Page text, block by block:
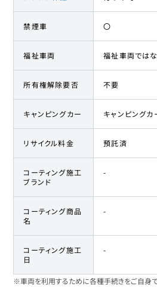
禁煙車 〇
福祉車両 福祉車両では
所有権解除要否 不要
キャンピングカー キャンピングカ
リサイクル料金 預託済
コーティング施工
ブランド
-
コーティング商品
名
-
コーティング施工
日
-
※車両を利用するために各種手続きをご自身